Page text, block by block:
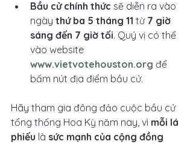
Bầu cử chính thức sẽ diễn ra vào
ngày thứ ba 5 tháng 11 từ 7 giờ
sáng đến 7 giờ tối. Quý vị có thể
vào website
www.vietvotehouston.org để
bấm nút địa điểm bầu cử.
Hãy tham gia đông đảo cuộc bầu cử
tổng thống Hoa Kỳ năm nay, vì mỗi lá
phiếu là sức mạnh của cộng đồng